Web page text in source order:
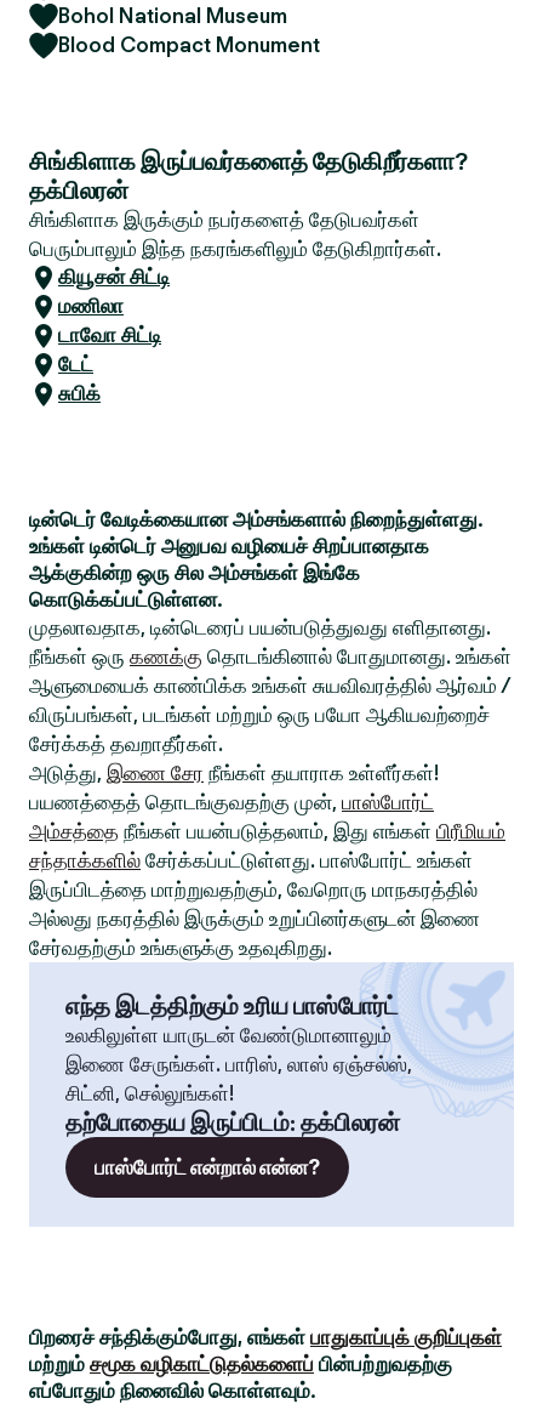
Bohol National Museum
Blood Compact Monument
சிங்கிளாக இருப்பவர்களைத் தேடுகிறீர்களா?
தக்பிலரன்
சிங்கிளாக இருக்கும் நபர்களைத் தேடுபவர்கள்
பெரும்பாலும் இந்த நகரங்களிலும் தேடுகிறார்கள்.
கியூசன் சிட்டி
மணிலா
டாவோ சிட்டி
டேட்
சுபிக்
டின்டெர் வேடிக்கையான அம்சங்களால் நிறைந்துள்ளது.
உங்கள் டின்டெர் அனுபவ வழியைச் சிறப்பானதாக
ஆக்குகின்ற ஒரு சில அம்சங்கள் இங்கே
கொடுக்கப்பட்டுள்ளன.
முதலாவதாக, டின்டெரைப் பயன்படுத்துவது எளிதானது.
நீங்கள் ஒரு கணக்கு தொடங்கினால் போதுமானது. உங்கள்
ஆளுமையைக் காண்பிக்க உங்கள் சுயவிவரத்தில் ஆர்வம் /
விருப்பங்கள், படங்கள் மற்றும் ஒரு பயோ ஆகியவற்றைச்
சேர்க்கத் தவறாதீர்கள்.
அடுத்து, இணை சேர நீங்கள் தயாராக உள்ளீர்கள்!
பயணத்தைத் தொடங்குவதற்கு முன், பாஸ்போர்ட்
அம்சத்தை நீங்கள் பயன்படுத்தலாம், இது எங்கள் பிரீமியம்
சந்தாக்களில் சேர்க்கப்பட்டுள்ளது. பாஸ்போர்ட் உங்கள்
இருப்பிடத்தை மாற்றுவதற்கும், வேறொரு மாநகரத்தில்
அல்லது நகரத்தில் இருக்கும் உறுப்பினர்களுடன் இணை
சேர்வதற்கும் உங்களுக்கு உதவுகிறது.
எந்த இடத்திற்கும் உரிய பாஸ்போர்ட்
உலகிலுள்ள யாருடன் வேண்டுமானாலும்
இணை சேருங்கள். பாரிஸ், லாஸ் ஏஞ்சல்ஸ்,
சிட்னி, செல்லுங்கள்!
தற்போதைய இருப்பிடம்: தக்பிலரன்
பாஸ்போர்ட் என்றால் என்ன?
பிறரைச் சந்திக்கும்போது, எங்கள் பாதுகாப்புக் குறிப்புகள்
மற்றும் சமூக வழிகாட்டுதல்களைப் பின்பற்றுவதற்கு
எப்போதும் நினைவில் கொள்ளவும்.